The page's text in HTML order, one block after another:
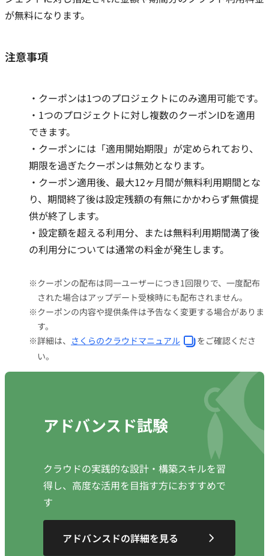
が無料になります。
注意事項
クーポンは1つのプロジェクトにのみ適用可能です。
1つのプロジェクトに対し複数のクーポンIDを適用
できます。
クーポンには「適用開始期限」が定められており、
期限を過ぎたクーポンは無効となります。
クーポン適用後、最大12ヶ月間が無料利用期間とな
り、期間終了後は設定残額の有無にかかわらず無償提
供が終了します。
設定額を超える利用分、または無料利用期間満了後
の利用分については通常の料金が発生します。
クーポンの配布は同一ユーザーにつき1回限りで、一度配布
された場合はアップデート受検時にも配布されません。
クーポンの内容や提供条件は予告なく変更する場合がありま
す。
詳細は、 さくらのクラウドマニュアル
をご確認くださ
い。
アドバンスド試験
クラウドの実践的な設計・構築スキルを習
得し、高度な活用を目指す方におすすめで
す
アドバンスドの詳細を見る